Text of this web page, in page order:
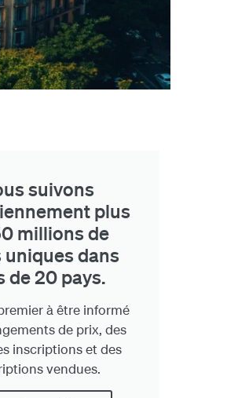
suivons
plus
millions de
uniques dans
de 20 pays.
à être informé
de prix, des
inscriptions et des
vendues.